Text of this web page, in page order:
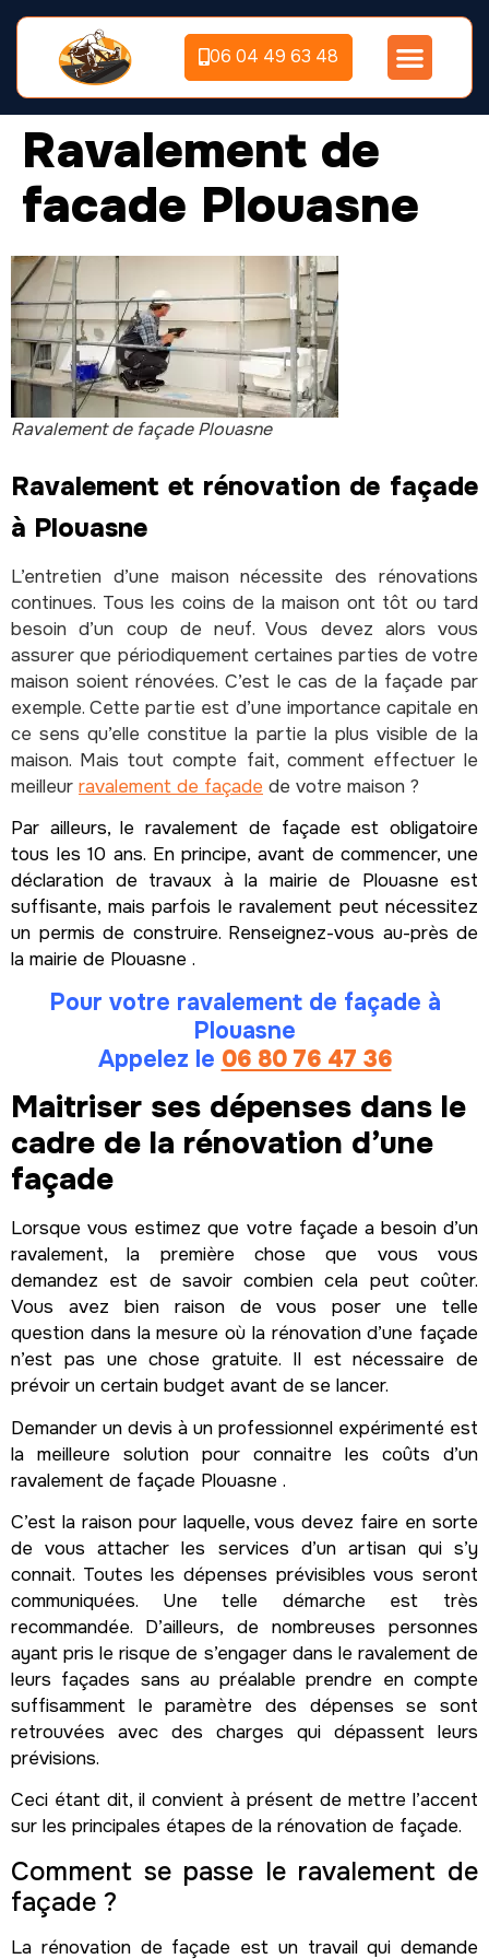
06 04 49 63 48
Ravalement de
facade Plouasne
Ravalement de façade Plouasne
Ravalement et rénovation de façade
à Plouasne
L’entretien d’une maison nécessite des rénovations
continues. Tous les coins de la maison ont tôt ou tard
besoin d’un coup de neuf. Vous devez alors vous
assurer que périodiquement certaines parties de votre
maison soient rénovées. C’est le cas de la façade par
exemple. Cette partie est d’une importance capitale en
ce sens qu’elle constitue la partie la plus visible de la
maison. Mais tout compte fait, comment effectuer le
meilleur ravalement de façade de votre maison ?
Par ailleurs, le ravalement de façade est obligatoire
tous les 10 ans. En principe, avant de commencer, une
déclaration de travaux à la mairie de Plouasne est
suffisante, mais parfois le ravalement peut nécessitez
un permis de construire. Renseignez-vous au-près de
la mairie de Plouasne .
Pour votre ravalement de façade à
Plouasne
Appelez le 06 80 76 47 36
Maitriser ses dépenses dans le
cadre de la rénovation d’une
façade
Lorsque vous estimez que votre façade a besoin d’un
ravalement, la première chose que vous vous
demandez est de savoir combien cela peut coûter.
Vous avez bien raison de vous poser une telle
question dans la mesure où la rénovation d’une façade
n’est pas une chose gratuite. Il est nécessaire de
prévoir un certain budget avant de se lancer.
Demander un devis à un professionnel expérimenté est
la meilleure solution pour connaitre les coûts d’un
ravalement de façade Plouasne .
C’est la raison pour laquelle, vous devez faire en sorte
de vous attacher les services d’un artisan qui s’y
connait. Toutes les dépenses prévisibles vous seront
communiquées. Une telle démarche est très
recommandée. D’ailleurs, de nombreuses personnes
ayant pris le risque de s’engager dans le ravalement de
leurs façades sans au préalable prendre en compte
suffisamment le paramètre des dépenses se sont
retrouvées avec des charges qui dépassent leurs
prévisions.
Ceci étant dit, il convient à présent de mettre l’accent
sur les principales étapes de la rénovation de façade.
Comment se passe le ravalement de
façade ?
La rénovation de façade est un travail qui demande